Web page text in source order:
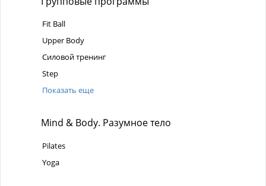
Fit Ball
Upper Body
Силовой тренинг
Step
Показать еще
Mind & Body. Разумное тело
Pilates
Yoga